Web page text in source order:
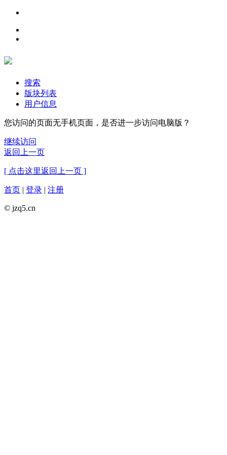
搜索
版块列表
用户信息
您访问的页面无手机页面，是否进一步访问电脑版？
继续访问
返回上一页
[ 点击这里返回上一页 ]
首页 | 登录 | 注册
© jzq5.cn